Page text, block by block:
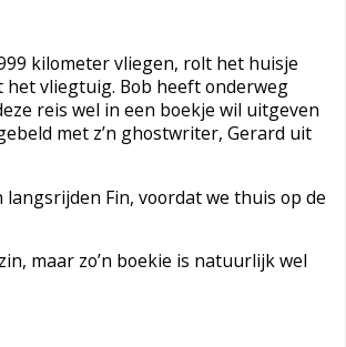
kilometer vliegen, rolt het huisje
het vliegtuig. Bob heeft onderweg
reis wel in een boekje wil uitgeven
met z’n ghostwriter, Gerard uit
langsrijden Fin, voordat we thuis op de
maar zo’n boekie is natuurlijk wel